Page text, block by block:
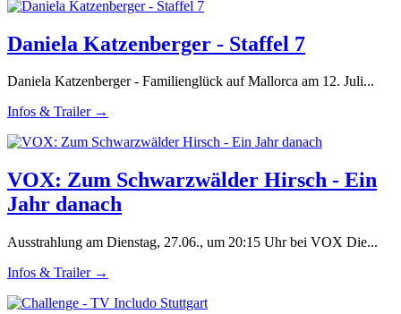
Daniela Katzenberger - Staffel 7
Daniela Katzenberger - Familienglück auf Mallorca am 12. Juli...
Infos & Trailer →
VOX: Zum Schwarzwälder Hirsch - Ein
Jahr danach
Ausstrahlung am Dienstag, 27.06., um 20:15 Uhr bei VOX Die...
Infos & Trailer →